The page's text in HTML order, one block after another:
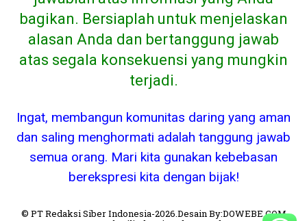
bagikan. Bersiaplah untuk menjelaskan
alasan Anda dan bertanggung jawab
atas segala konsekuensi yang mungkin
terjadi.
Ingat, membangun komunitas daring yang aman
dan saling menghormati adalah tanggung jawab
semua orang. Mari kita gunakan kebebasan
berekspresi kita dengan bijak!
© PT Redaksi Siber Indonesia-2026.Desain By:DOWEBE.COM